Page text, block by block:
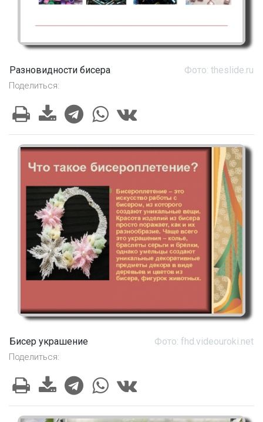
Разновидности бисера Фото: theslide.ru
Поделиться:
Бисер украшение Фото: fhd.videouroki.net
Поделиться: